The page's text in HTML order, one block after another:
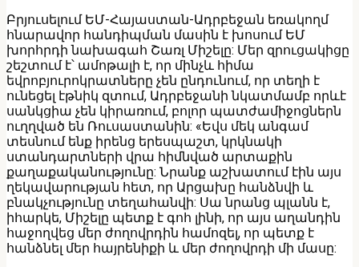
Բրյուսելում ԵՄ-Հայաստան-Ադրբեջան եռակողմ
հնարավոր հանդիպման մասին է խոսում ԵՄ
խորհրդի նախագահ Շառլ Միշելը: Մեր զրուցակիցը
շեշտում է՝ ամոթալի է, որ մինչև հիմա
եվրոբյուրոկրատները չեն ընդունում, որ տեղի է
ունեցել էթնիկ զտում, Ադրբեջանի նկատմամբ որևէ
սանկցիա չեն կիրառում, բոլոր պատժամիջոցներն
ուղղված են Ռուսաստանին: «Եվս մեկ անգամ
տեսնում ենք իրենց երեսպաշտ, կրկնակի
ստանդարտների վրա հիմնված արտաքին
քաղաքականությունը: Նրանք աշխատում էին այս
ղեկավարության հետ, որ Արցախը հանձնվի և
բնակչությունը տեղահանվի: Սա նրանց պլանն է,
իհարկե, Միշելը պետք է գոհ լինի, որ այս աղանդին
հաջողվեց մեր ժողովրդին համոզել, որ պետք է
հանձնել մեր հայրենիքի և մեր ժողովրդի մի մասը: